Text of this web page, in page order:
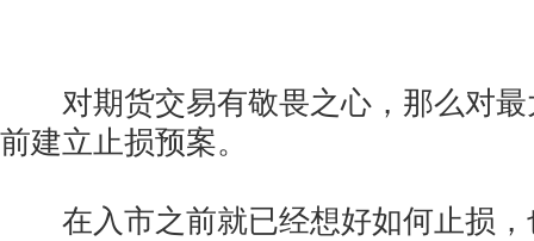
对期货交易有敬畏之心，那么对最
前建立止损预案。
在入市之前就已经想好如何止损，